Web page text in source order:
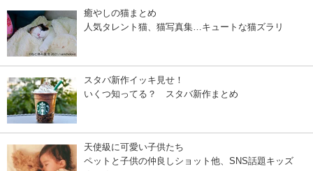
癒やしの猫まとめ
人気タレント猫、猫写真集…キュートな猫ズラリ
スタバ新作イッキ見せ！
いくつ知ってる？ スタバ新作まとめ
天使級に可愛い子供たち
ペットと子供の仲良しショット他、SNS話題キッズ